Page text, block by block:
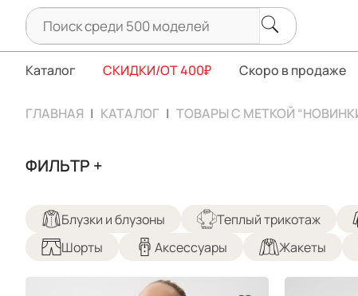
Каталог СКИДКИ/ОТ 400₽ Скоро в продаже
ГЛАВНАЯ КАТАЛОГ ТОВАРЫ С МЕТКОЙ
ФИЛЬТР +
Блузки и блузоны Теплый трикотаж
Шорты
Аксессуары Жакеты